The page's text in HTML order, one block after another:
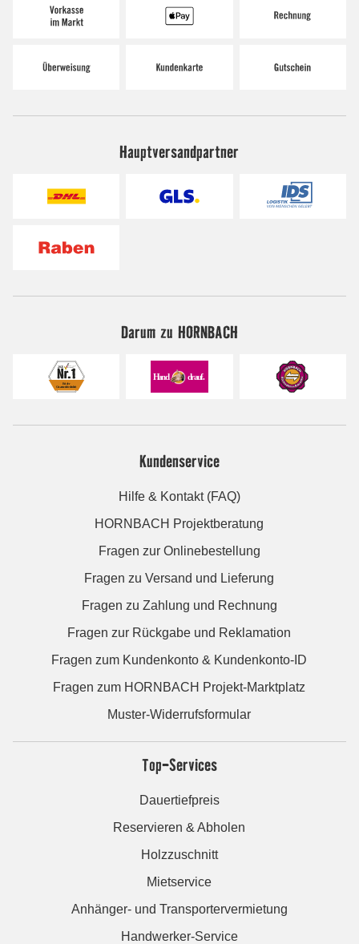
Hauptversandpartner
Darum zu HORNBACH
Kundenservice
Hilfe & Kontakt (FAQ)
HORNBACH Projektberatung
Fragen zur Onlinebestellung
Fragen zu Versand und Lieferung
Fragen zu Zahlung und Rechnung
Fragen zur Rückgabe und Reklamation
Fragen zum Kundenkonto & Kundenkonto-ID
Fragen zum HORNBACH Projekt-Marktplatz
Muster-Widerrufsformular
Top-Services
Dauertiefpreis
Reservieren & Abholen
Holzzuschnitt
Mietservice
Anhänger- und Transportervermietung
Handwerker-Service